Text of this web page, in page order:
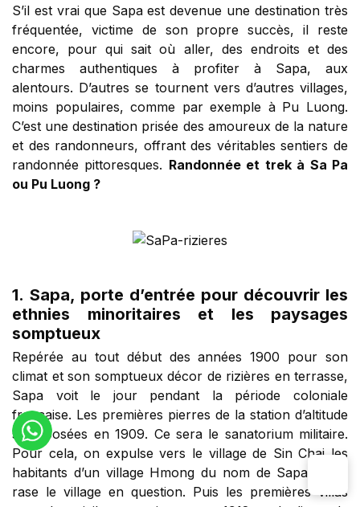
S’il est vrai que Sapa est devenue une destination très
fréquentée, victime de son propre succès, il reste
encore, pour qui sait où aller, des endroits et des
charmes authentiques à profiter à Sapa, aux
alentours. D’autres se tournent vers d’autres villages,
moins populaires, comme par exemple à Pu Luong.
C’est une destination prisée des amoureux de la nature
et des randonneurs, offrant des véritables sentiers de
randonnée pittoresques. Randonnée et trek à Sa Pa
ou Pu Luong ?
1. Sapa, porte d’entrée pour découvrir les
ethnies minoritaires et les paysages
somptueux
Repérée au tout début des années 1900 pour son
climat et son somptueux décor de rizières en terrasse,
Sapa voit le jour pendant la période coloniale
française. Les premières pierres de la station d’altitude
sont posées en 1909. Ce sera le sanatorium militaire.
Pour cela, on expulse vers le village de Sin Chai les
habitants d’un village Hmong du nom de Sapa et on
rase le village en question. Puis les premières villas